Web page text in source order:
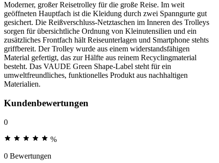
Moderner, großer Reisetrolley für die große Reise. Im weit
geöffneten Hauptfach ist die Kleidung durch zwei Spanngurte gut
gesichert. Die Reißverschluss-Netztaschen im Inneren des Trolleys
sorgen für übersichtliche Ordnung von Kleinutensilien und ein
zusätzliches Frontfach hält Reiseunterlagen und Smartphone stehts
griffbereit. Der Trolley wurde aus einem widerstandsfähigen
Material gefertigt, das zur Hälfte aus reinem Recyclingmaterial
besteht. Das VAUDE Green Shape-Label steht für ein
umweltfreundliches, funktionelles Produkt aus nachhaltigen
Materialien.
Kundenbewertungen
0
%
0 Bewertungen